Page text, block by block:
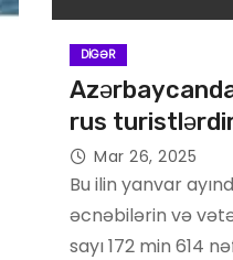
DIGƏR
rus
Mar 26, 2025
Bu ilin yanvar
əcnəbilərin və
sayı 172 min 614